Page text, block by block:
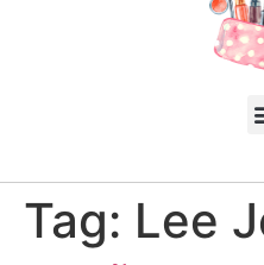
Tag: Lee